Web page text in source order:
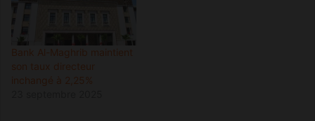
Bank Al-Maghrib maintient
son taux directeur
inchangé à 2,25%